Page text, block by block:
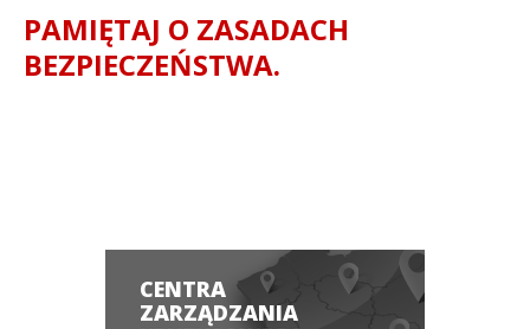
PAMIĘTAJ O ZASADACH
BEZPIECZEŃSTWA.
CENTRA
ZARZĄDZANIA